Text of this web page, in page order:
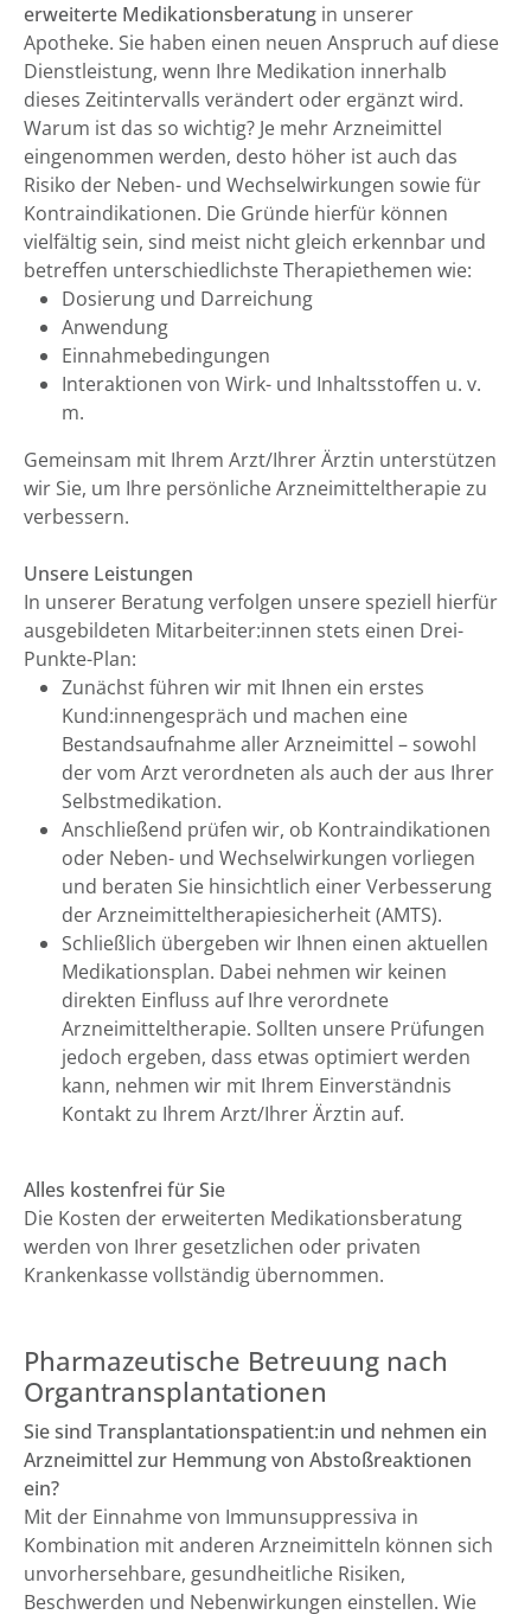
erweiterte Medikationsberatung in unserer
Apotheke. Sie haben einen neuen Anspruch auf diese
Dienstleistung, wenn Ihre Medikation innerhalb
dieses Zeitintervalls verändert oder ergänzt wird.
Warum ist das so wichtig? Je mehr Arzneimittel
eingenommen werden, desto höher ist auch das
Risiko der Neben- und Wechselwirkungen sowie für
Kontraindikationen. Die Gründe hierfür können
vielfältig sein, sind meist nicht gleich erkennbar und
betreffen unterschiedlichste Therapiethemen wie:
Dosierung und Darreichung
Anwendung
Einnahmebedingungen
Interaktionen von Wirk- und Inhaltsstoffen u. v.
m.
Gemeinsam mit Ihrem Arzt/Ihrer Ärztin unterstützen
wir Sie, um Ihre persönliche Arzneimitteltherapie zu
verbessern.
Unsere Leistungen
In unserer Beratung verfolgen unsere speziell hierfür
ausgebildeten Mitarbeiter:innen stets einen Drei-
Punkte-Plan:
Zunächst führen wir mit Ihnen ein erstes
Kund:innengespräch und machen eine
Bestandsaufnahme aller Arzneimittel – sowohl
der vom Arzt verordneten als auch der aus Ihrer
Selbstmedikation.
Anschließend prüfen wir, ob Kontraindikationen
oder Neben- und Wechselwirkungen vorliegen
und beraten Sie hinsichtlich einer Verbesserung
der Arzneimitteltherapiesicherheit (AMTS).
Schließlich übergeben wir Ihnen einen aktuellen
Medikationsplan. Dabei nehmen wir keinen
direkten Einfluss auf Ihre verordnete
Arzneimitteltherapie. Sollten unsere Prüfungen
jedoch ergeben, dass etwas optimiert werden
kann, nehmen wir mit Ihrem Einverständnis
Kontakt zu Ihrem Arzt/Ihrer Ärztin auf.
Alles kostenfrei für Sie
Die Kosten der erweiterten Medikationsberatung
werden von Ihrer gesetzlichen oder privaten
Krankenkasse vollständig übernommen.
Pharmazeutische Betreuung nach
Organtransplantationen
Sie sind Transplantationspatient:in und nehmen ein
Arzneimittel zur Hemmung von Abstoßreaktionen
ein?
Mit der Einnahme von Immunsuppressiva in
Kombination mit anderen Arzneimitteln können sich
unvorhersehbare, gesundheitliche Risiken,
Beschwerden und Nebenwirkungen einstellen. Wie